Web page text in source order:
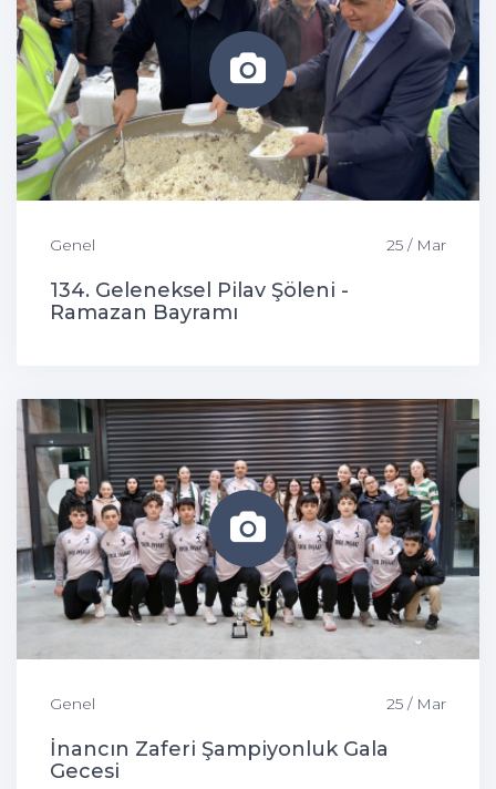
Genel 25 / Mar
134. Geleneksel Pilav Şöleni -
Ramazan Bayramı
Genel 25 / Mar
İnancın Zaferi Şampiyonluk Gala
Gecesi